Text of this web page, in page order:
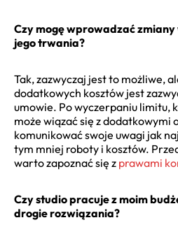
Czy mogę wprowadzać
jego trwania?
Tak, zazwyczaj jest to możliwe,
dodatkowych kosztów jest
umowie. Po wyczerpaniu limitu,
może wiązać się z dodatkowymi
komunikować swoje uwagi jak
tym mniej roboty i kosztów.
warto zapoznać się z prawami
Czy studio pracuje z moim
drogie rozwiązania?